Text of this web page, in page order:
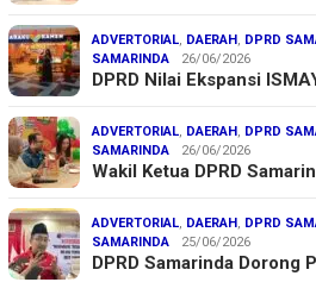
ADVERTORIAL, DAERAH, DPRD
SAMARINDA
26/06/2026
DPRD Nilai Ekspansi
ADVERTORIAL, DAERAH, DPRD
SAMARINDA
26/06/2026
Wakil Ketua DPRD
ADVERTORIAL, DAERAH, DPRD
SAMARINDA
25/06/2026
DPRD Samarinda Dorong